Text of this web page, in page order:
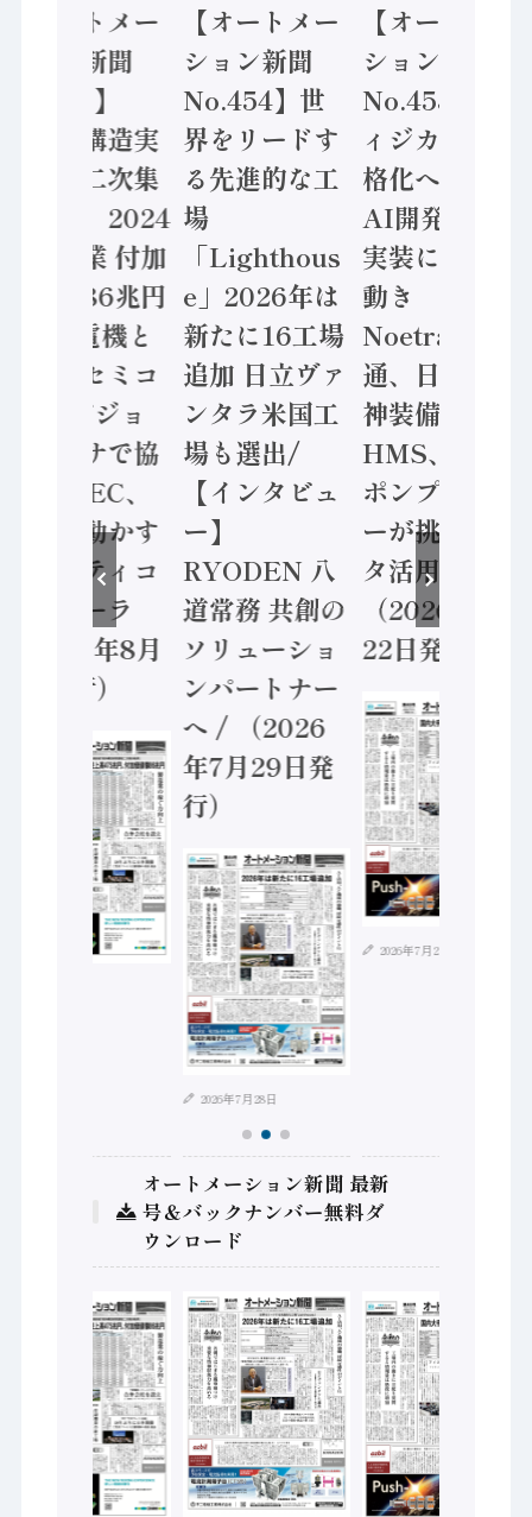
【オートメー
ション新聞
No.455】
「経済構造実
態調査二次集
計結果」2024
年製造業 付加
価値額86兆円
/ 三菱電機と
ソニーセミコ
ン AIビジョ
ンセンサで協
業 / IDEC、
安全に動かす
セーフティコ
ントローラ
（2026年8月
5日発行）
【オートメー
ション新聞
No.454】世
界をリードす
る先進的な工
場
「Lighthous
e」2026年は
新たに16工場
追加 日立ヴァ
ンタラ米国工
場も選出/
【インタビュ
ー】
RYODEN 八
道常務 共創の
ソリューショ
ンパートナー
へ / （2026
年7月29日発
行）
2026年7月28日
【オートメー
ション新聞
No.453】フ
ィジカルAI本
格化へ 国産
AI開発や社会
実装に活発な
動き
Noetra、富士
通、日立 / 兵
神装備 ×
HMS、老舗
ポンプメーカ
ーが挑むデー
タ活用 など
（2026年7月
22日発行）
2026年7月21日
オートメーション新聞 最新
号＆バックナンバー無料ダ
ウンロード